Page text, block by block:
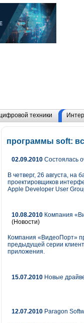
техники
программы soft:
02.09.2010 Состоялась
В четверг, 26 августа,
проектировщиков
Apple Developer User
10.08.2010 Компания
(Новости)
Компания «ВидеоПорт»
предыдущей серии
приложения.
15.07.2010 Новые
12.07.2010 Paragon